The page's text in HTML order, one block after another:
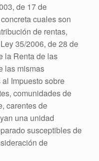
de 17 de
cuales son
de rentas,
35/2006, de 28 de
la Renta de las
las mismas
Impuesto sobre
comunidades de
carentes de
una unidad
susceptibles de
de